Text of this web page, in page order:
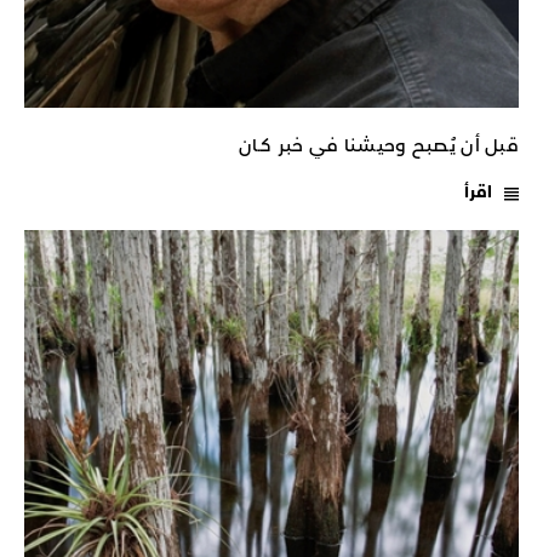
قبل أن يُصبح وحيشنا في خبر كـان
اقرأ